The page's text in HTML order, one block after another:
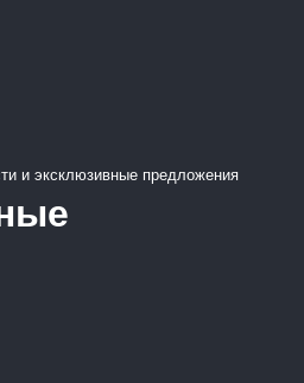
и эксклюзивные предложения